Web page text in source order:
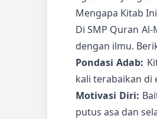
Mengapa Kitab
Di SMP Quran
dengan ilmu.
Pondasi Adab:
kali terabaikan di
Motivasi Diri:
putus asa dan